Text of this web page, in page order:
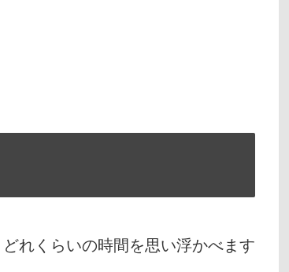
れくらいの時間を思い浮かべます